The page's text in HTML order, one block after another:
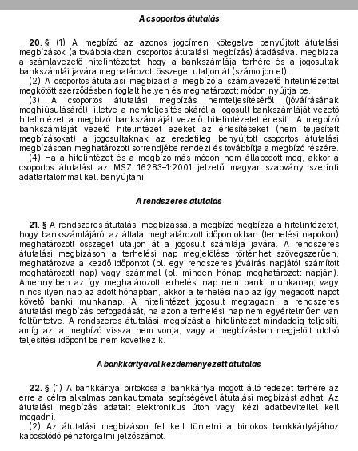
A csoportos átutalás
20. § (1)
A megbízó az azonos jogcímen kötegelve benyújtott átutalási
megbízások (a továbbiakban: csoportos átutalási megbízás) átadásával megbízza
a számlavezető hitelintézetet, hogy a bankszámlája terhére és a jogosultak
bankszámlái javára meghatározott összeget utaljon át (számoljon el).
(2) A csoportos átutalási megbízást a megbízó a számlavezető hitelintézettel
megkötött szerződésben foglalt helyen és meghatározott módon nyújtja be.
(3) A csoportos átutalási megbízás nemteljesítéséről (jóváírásának
meghiúsulásáról), illetve a nemteljesítés okáról a jogosult bankszámláját vezető
hitelintézet a megbízó bankszámláját vezető hitelintézetet értesíti. A megbízó
bankszámláját vezető hitelintézet ezeket az értesítéseket (nem teljesített
megbízásokat) a jogosultaknak az eredetileg benyújtott csoportos átutalási
megbízásban meghatározott sorrendjébe rendezi és továbbítja a megbízó részére.
(4) Ha a hitelintézet és a megbízó más módon nem állapodott meg, akkor a
csoportos átutalást az MSZ 16283–1:2001 jelzetű magyar szabvány szerinti
adattartalommal kell benyújtani.
A rendszeres átutalás
21. § A rendszeres átutalási megbízással a megbízó megbízza a hitelintézetet,
hogy bankszámlájáról az általa meghatározott időpontokban (terhelési napokon)
meghatározott összeget utaljon át a jogosult számlája javára. A rendszeres
átutalási megbízáson a terhelési nap megjelölése történhet szövegszerűen,
meghatározva a kezdő időpontot (pl. egy rendszeres jóváírás napjától számított
meghatározott nap) vagy számmal (pl. minden hónap meghatározott napján).
Amennyiben az így meghatározott terhelési nap nem banki munkanap, vagy
nincs ilyen nap az adott hónapban, akkor a terhelési nap az így megadott napot
követő banki munkanap. A hitelintézet jogosult megtagadni a rendszeres
átutalási megbízás befogadását, ha azon a terhelési nap nem egyértelműen van
feltüntetve. A rendszeres átutalási megbízást a hitelintézet mindaddig teljesíti,
amíg azt a megbízó vissza nem vonja, vagy a megbízásban megjelölt utolsó
teljesítési időpont be nem következik.
A bankkártyával kezdeményezett átutalás
22. § (1) A bankkártya birtokosa a bankkártya mögött álló fedezet terhére az
erre a célra alkalmas bankautomata segítségével átutalási megbízást adhat. Az
átutalási megbízás adatait elektronikus úton vagy kézi adatbevitellel kell
megadni.
(2) Az átutalási megbízáson fel kell tüntetni a birtokos bankkártyájához
kapcsolódó pénzforgalmi jelzőszámot.